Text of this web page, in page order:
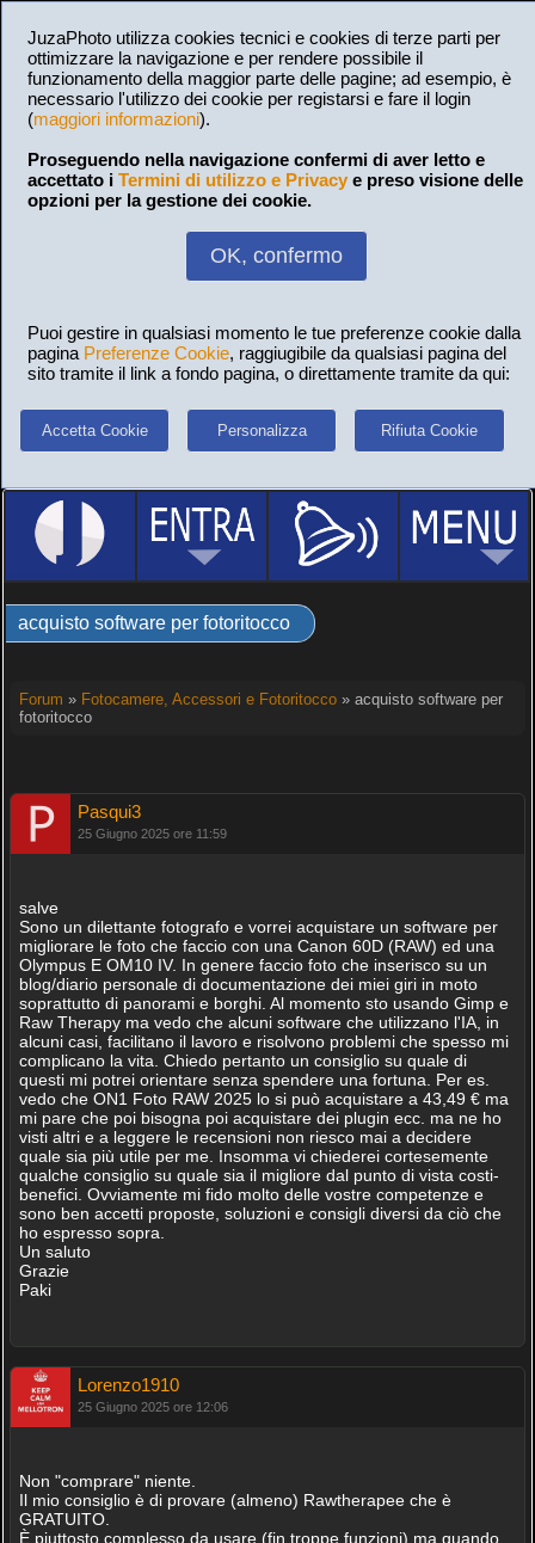
JuzaPhoto utilizza cookies tecnici e cookies di terze parti per
ottimizzare la navigazione e per rendere possibile il
funzionamento della maggior parte delle pagine; ad esempio, è
necessario l'utilizzo dei cookie per registarsi e fare il login
(maggiori informazioni).
Proseguendo nella navigazione confermi di aver letto e
accettato i Termini di utilizzo e Privacy e preso visione delle
opzioni per la gestione dei cookie.
OK, confermo
Puoi gestire in qualsiasi momento le tue preferenze cookie dalla
pagina Preferenze Cookie, raggiugibile da qualsiasi pagina del
sito tramite il link a fondo pagina, o direttamente tramite da qui:
Accetta Cookie Personalizza Rifiuta Cookie
acquisto software per fotoritocco
Forum » Fotocamere, Accessori e Fotoritocco» acquisto software per
fotoritocco
Pasqui3
25 Giugno 2025 ore 11:59
salve
Sono un dilettante fotografo e vorrei acquistare un software per
migliorare le foto che faccio con una Canon 60D (RAW) ed una
Olympus E OM10 IV. In genere faccio foto che inserisco su un
blog/diario personale di documentazione dei miei giri in moto
soprattutto di panorami e borghi. Al momento sto usando Gimp e
Raw Therapy ma vedo che alcuni software che utilizzano l'IA, in
alcuni casi, facilitano il lavoro e risolvono problemi che spesso mi
complicano la vita. Chiedo pertanto un consiglio su quale di
questi mi potrei orientare senza spendere una fortuna. Per es.
vedo che ON1 Foto RAW 2025 lo si può acquistare a 43,49 € ma
mi pare che poi bisogna poi acquistare dei plugin ecc. ma ne ho
visti altri e a leggere le recensioni non riesco mai a decidere
quale sia più utile per me. Insomma vi chiederei cortesemente
qualche consiglio su quale sia il migliore dal punto di vista costi-
benefici. Ovviamente mi fido molto delle vostre competenze e
sono ben accetti proposte, soluzioni e consigli diversi da ciò che
ho espresso sopra.
Un saluto
Grazie
Paki
Lorenzo1910
25 Giugno 2025 ore 12:06
Non "comprare" niente.
Il mio consiglio è di provare (almeno) Rawtherapee che è
GRATUITO.
È piuttosto complesso da usare (fin troppe funzioni) ma quando